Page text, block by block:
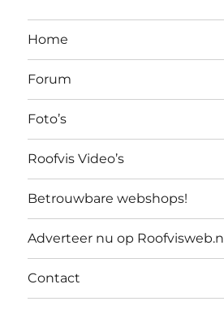
Home
Forum
Foto’s
Roofvis Video’s
Betrouwbare webshops!
Adverteer nu op Roofvisweb.nl
Contact